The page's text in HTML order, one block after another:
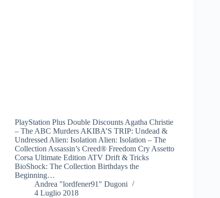
PlayStation Plus Double Discounts Agatha Christie
– The ABC Murders AKIBA’S TRIP: Undead &
Undressed Alien: Isolation Alien: Isolation – The
Collection Assassin’s Creed® Freedom Cry Assetto
Corsa Ultimate Edition ATV Drift & Tricks
BioShock: The Collection Birthdays the
Beginning…
Andrea "lordfener91" Dugoni
4 Luglio 2018